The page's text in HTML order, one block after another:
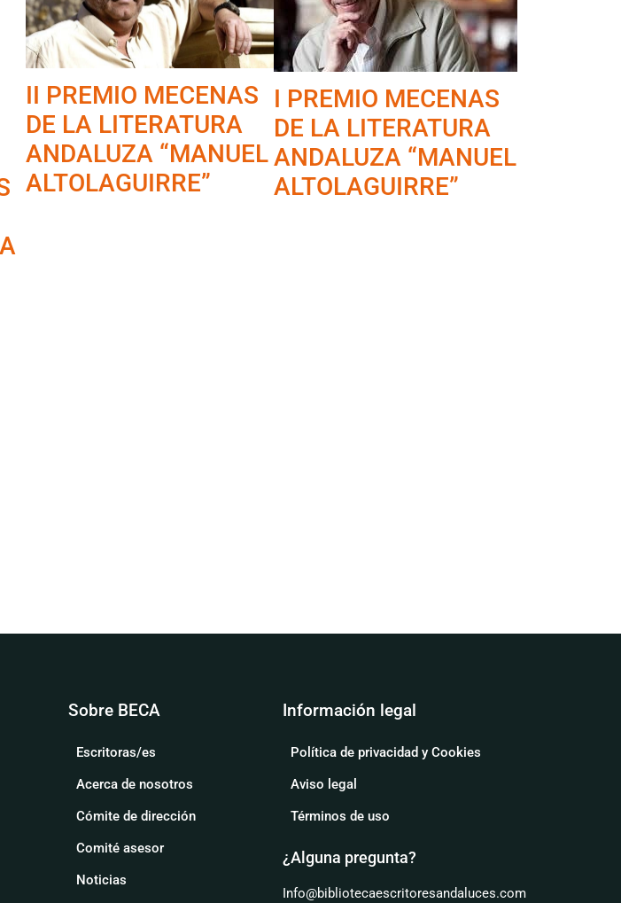
II PREMIO MECENAS
DE LA LITERATURA
ANDALUZA “MANUEL
ALTOLAGUIRRE”
I PREMIO MECENAS
DE LA LITERATURA
ANDALUZA “MANUEL
ALTOLAGUIRRE”
Sobre BECA
Escritoras/es
Acerca de nosotros
Cómite de dirección
Comité asesor
Noticias
Información legal
Política de privacidad y Cookies
Aviso legal
Términos de uso
¿Alguna pregunta?
Info@bibliotecaescritoresandaluces.com